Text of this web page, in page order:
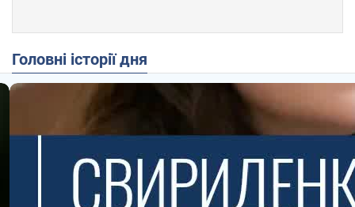
Головні історії дня